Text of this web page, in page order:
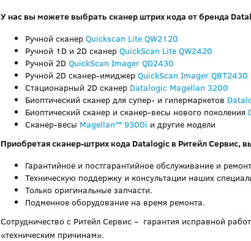
У нас вы можете выбрать сканер штрих кода от бренда
Ручной сканер Quickscan Lite QW2120
Ручной 1D и 2D сканер QuickScan Lite QW2420
Ручной 2D QuickScan Imager QD2430
Ручной 2D сканер-имиджер QuickScan Imager QBT2430
Стационарный 2D сканер Datalogic Magellan 3200
Биоптический сканер для супер- и гипермаркетов
Биоптический сканер и сканер-весы нового поколения
Сканер-весы Magellan™ 9300i и другие модели
Приобретая сканер-штрих кода Datalogic в Ритейл Сервис,
Гарантийное и постгарантийное обслуживание и
Техническую поддержку и консультации наших
Только оригинальные запчасти.
Подменное оборудование на время ремонта.
Сотрудничество с Ритейл Сервис – гарантия исправной
«техническим причинам».